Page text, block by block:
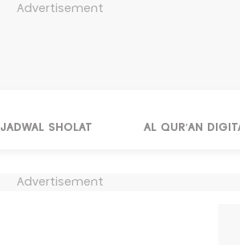
Advertisement
JADWAL SHOLAT AL QUR'AN
Advertisement